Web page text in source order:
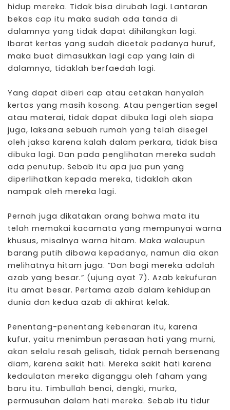
hidup mereka. Tidak bisa dirubah lagi. Lantaran
bekas cap itu maka sudah ada tanda di
dalamnya yang tidak dapat dihilangkan lagi.
Ibarat kertas yang sudah dicetak padanya huruf,
maka buat dimasukkan lagi cap yang lain di
dalamnya, tidaklah berfaedah lagi.
Yang dapat diberi cap atau cetakan hanyalah
kertas yang masih kosong. Atau pengertian segel
atau materai, tidak dapat dibuka lagi oleh siapa
juga, laksana sebuah rumah yang telah disegel
oleh jaksa karena kalah dalam perkara, tidak bisa
dibuka lagi. Dan pada penglihatan mereka sudah
ada penutup. Sebab itu apa jua pun yang
diperlihatkan kepada mereka, tidaklah akan
nampak oleh mereka lagi.
Pernah juga dikatakan orang bahwa mata itu
telah memakai kacamata yang mempunyai warna
khusus, misalnya warna hitam. Maka walaupun
barang putih dibawa kepadanya, namun dia akan
melihatnya hitam juga. “Dan bagi mereka adalah
azab yang besar.” (ujung ayat 7). Azab kekufuran
itu amat besar. Pertama azab dalam kehidupan
dunia dan kedua azab di akhirat kelak.
Penentang-penentang kebenaran itu, karena
kufur, yaitu menimbun perasaan hati yang murni,
akan selalu resah gelisah, tidak pernah bersenang
diam, karena sakit hati. Mereka sakit hati karena
kedaulatan mereka diganggu oleh faham yang
baru itu. Timbullah benci, dengki, murka,
permusuhan dalam hati mereka. Sebab itu tidur